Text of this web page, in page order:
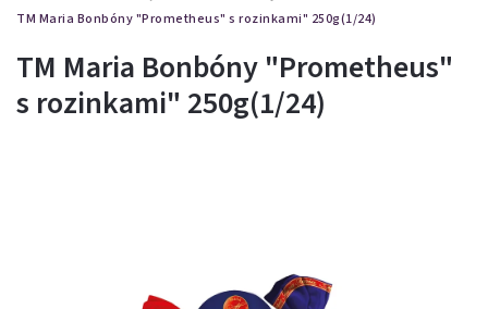
TM Maria Bonbóny "Prometheus" s rozinkami" 250g(1/24)
TM Maria Bonbóny "Prometheus"
s rozinkami" 250g(1/24)